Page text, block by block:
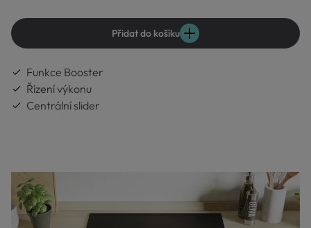
Přidat do košíku
Funkce Booster
Řízení výkonu
Centrální slider